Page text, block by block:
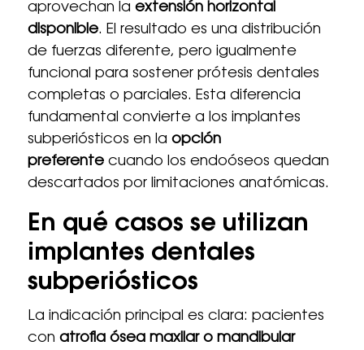
aprovechan la extensión horizontal
disponible. El resultado es una distribución
de fuerzas diferente, pero igualmente
funcional para sostener prótesis dentales
completas o parciales. Esta diferencia
fundamental convierte a los implantes
subperiósticos en la opción
preferentecuando los endoóseos quedan
descartados por limitaciones anatómicas.
En qué casos se utilizan
implantes dentales
subperiósticos
La indicación principal es clara: pacientes
con atrofia ósea maxilar o mandibular